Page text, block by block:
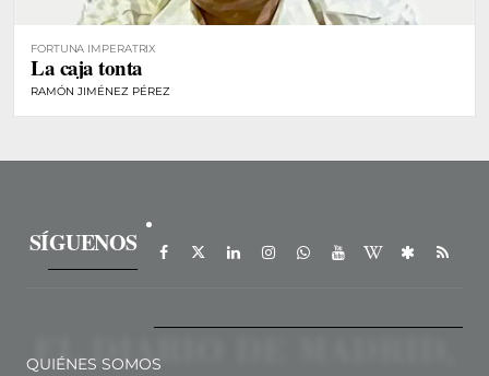
FORTUNA IMPERATRIX
La caja tonta
RAMÓN JIMÉNEZ PÉREZ
SÍGUENOS
QUIÉNES SOMOS